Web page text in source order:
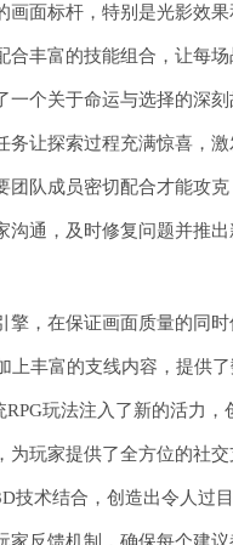
面标杆，特别是光影效果
丰富的技能组合，让每场
个关于命运与选择的深刻
让探索过程充满惊喜，激
队成员密切配合才能攻克
通，及时修复问题并推出
，在保证画面质量的同时
丰富的支线内容，提供了
玩法注入了新的活力，
玩家提供了全方位的社交
技术结合，创造出令人过目